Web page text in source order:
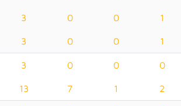
3 0 0 1
3 0 0 1
3 0 0 0
13 7 1 2